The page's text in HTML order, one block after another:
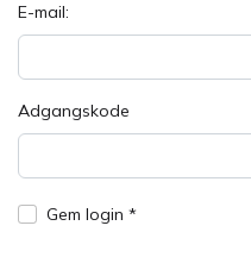
E-mail:
Adgangskode
Gem login *